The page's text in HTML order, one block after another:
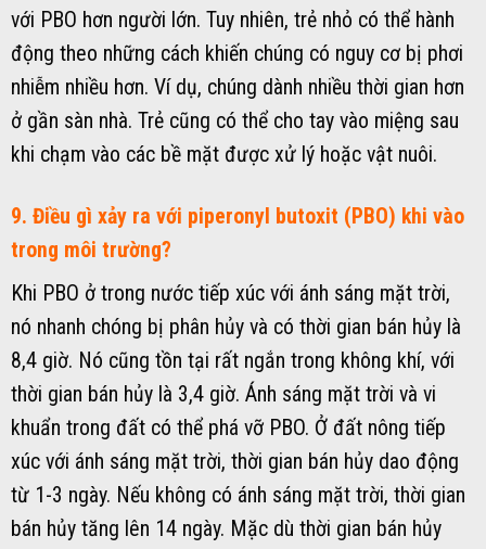
với PBO hơn người lớn. Tuy nhiên, trẻ nhỏ có thể hành
động theo những cách khiến chúng có nguy cơ bị phơi
nhiễm nhiều hơn. Ví dụ, chúng dành nhiều thời gian hơn
ở gần sàn nhà. Trẻ cũng có thể cho tay vào miệng sau
khi chạm vào các bề mặt được xử lý hoặc vật nuôi.
9. Điều gì xảy ra với piperonyl butoxit (PBO) khi vào
trong môi trường?
Khi PBO ở trong nước tiếp xúc với ánh sáng mặt trời,
nó nhanh chóng bị phân hủy và có thời gian bán hủy là
8,4 giờ. Nó cũng tồn tại rất ngắn trong không khí, với
thời gian bán hủy là 3,4 giờ. Ánh sáng mặt trời và vi
khuẩn trong đất có thể phá vỡ PBO. Ở đất nông tiếp
xúc với ánh sáng mặt trời, thời gian bán hủy dao động
từ 1-3 ngày. Nếu không có ánh sáng mặt trời, thời gian
bán hủy tăng lên 14 ngày. Mặc dù thời gian bán hủy